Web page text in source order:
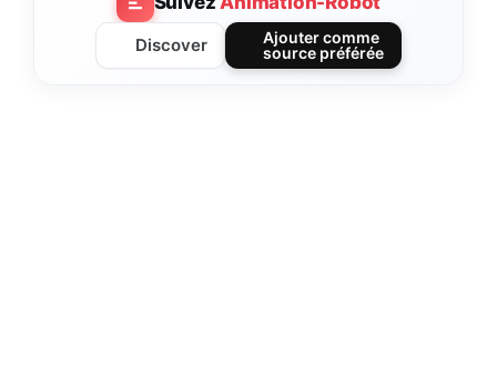
Discover
Ajouter comme
source préférée